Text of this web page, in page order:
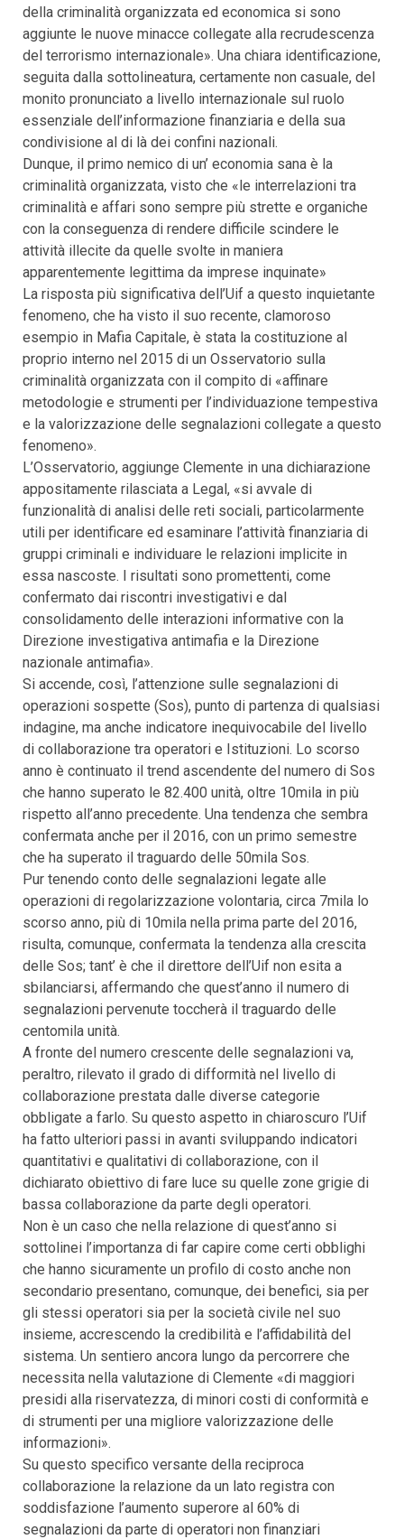
della criminalità organizzata ed economica si sono
aggiunte le nuove minacce collegate alla recrudescenza
del terrorismo internazionale». Una chiara identificazione,
seguita dalla sottolineatura, certamente non casuale, del
monito pronunciato a livello internazionale sul ruolo
essenziale dell’informazione finanziaria e della sua
condivisione al di là dei confini nazionali.
Dunque, il primo nemico di un’ economia sana è la
criminalità organizzata, visto che «le interrelazioni tra
criminalità e affari sono sempre più strette e organiche
con la conseguenza di rendere difficile scindere le
attività illecite da quelle svolte in maniera
apparentemente legittima da imprese inquinate»
La risposta più significativa dell’Uif a questo inquietante
fenomeno, che ha visto il suo recente, clamoroso
esempio in Mafia Capitale, è stata la costituzione al
proprio interno nel 2015 di un Osservatorio sulla
criminalità organizzata con il compito di «affinare
metodologie e strumenti per l’individuazione tempestiva
e la valorizzazione delle segnalazioni collegate a questo
fenomeno».
L’Osservatorio, aggiunge Clemente in una dichiarazione
appositamente rilasciata a Legal, «si avvale di
funzionalità di analisi delle reti sociali, particolarmente
utili per identificare ed esaminare l’attività finanziaria di
gruppi criminali e individuare le relazioni implicite in
essa nascoste. I risultati sono promettenti, come
confermato dai riscontri investigativi e dal
consolidamento delle interazioni informative con la
Direzione investigativa antimafia e la Direzione
nazionale antimafia».
Si accende, così, l’attenzione sulle segnalazioni di
operazioni sospette (Sos), punto di partenza di qualsiasi
indagine, ma anche indicatore inequivocabile del livello
di collaborazione tra operatori e Istituzioni. Lo scorso
anno è continuato il trend ascendente del numero di Sos
che hanno superato le 82.400 unità, oltre 10mila in più
rispetto all’anno precedente. Una tendenza che sembra
confermata anche per il 2016, con un primo semestre
che ha superato il traguardo delle 50mila Sos.
Pur tenendo conto delle segnalazioni legate alle
operazioni di regolarizzazione volontaria, circa 7mila lo
scorso anno, più di 10mila nella prima parte del 2016,
risulta, comunque, confermata la tendenza alla crescita
delle Sos; tant’ è che il direttore dell’Uif non esita a
sbilanciarsi, affermando che quest’anno il numero di
segnalazioni pervenute toccherà il traguardo delle
centomila unità.
A fronte del numero crescente delle segnalazioni va,
peraltro, rilevato il grado di difformità nel livello di
collaborazione prestata dalle diverse categorie
obbligate a farlo. Su questo aspetto in chiaroscuro l’Uif
ha fatto ulteriori passi in avanti sviluppando indicatori
quantitativi e qualitativi di collaborazione, con il
dichiarato obiettivo di fare luce su quelle zone grigie di
bassa collaborazione da parte degli operatori.
Non è un caso che nella relazione di quest’anno si
sottolinei l’importanza di far capire come certi obblighi
che hanno sicuramente un profilo di costo anche non
secondario presentano, comunque, dei benefici, sia per
gli stessi operatori sia per la società civile nel suo
insieme, accrescendo la credibilità e l’affidabilità del
sistema. Un sentiero ancora lungo da percorrere che
necessita nella valutazione di Clemente «di maggiori
presidi alla riservatezza, di minori costi di conformità e
di strumenti per una migliore valorizzazione delle
informazioni».
Su questo specifico versante della reciproca
collaborazione la relazione da un lato registra con
soddisfazione l’aumento superore al 60% di
segnalazioni da parte di operatori non finanziari